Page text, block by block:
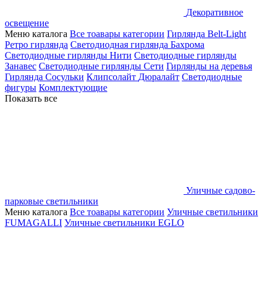
Декоративное
освещение
Меню каталога Все тоавары категории Гирлянда Belt-Light
Ретро гирлянда Светодиодная гирлянда Бахрома
Светодиодные гирлянды Нити Светодиодные гирлянды
Занавес Светодиодные гирлянды Сети Гирлянды на деревья
Гирлянда Сосульки Клипсолайт Дюралайт Светодиодные
фигуры Комплектующие
Показать все
Уличные садово-
парковые светильники
Меню каталога Все тоавары категории Уличные светильники
FUMAGALLI Уличные светильники EGLO